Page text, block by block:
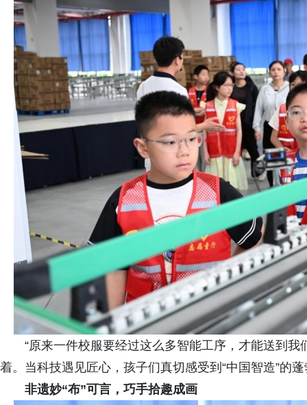
“原来一件校服要经过这么多智能工序，才能送到
着。当科技遇见匠心，孩子们真切感受到“中国智造”的
非遗妙“布”可言，巧手拾趣成画